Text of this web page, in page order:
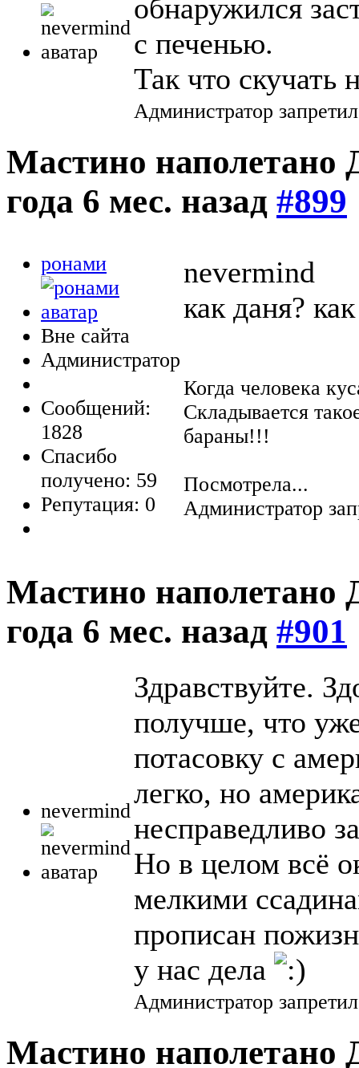
обнаружился
с печенью.
Так что скучать
Администратор
Мастино наполетано
года 6 мес. назад #899
ронами
Вне сайта
Администратор
Сообщений:
1828
Спасибо
получено: 59
Репутация: 0
nevermind
как даня?
Когда человека
Складывается
бараны!!!
Посмотрела...
Администратор
Мастино наполетано
года 6 мес. назад #901
nevermind
Здравствуйте.
получше, что
потасовку с
легко, но
несправедливо
Но в целом всё
мелкими
прописан
у нас дела
Администратор
Мастино наполетано